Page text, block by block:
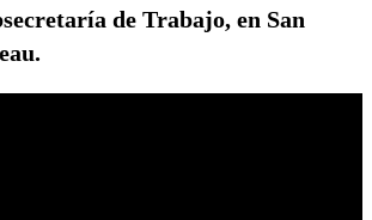
de Trabajo, en San